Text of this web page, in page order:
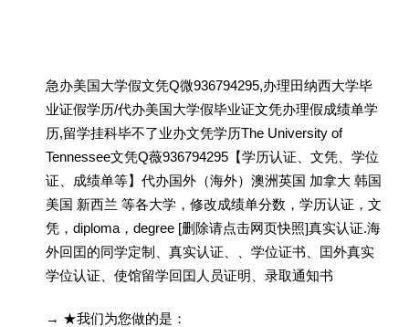
急办美国大学假文凭Q微936794295,办理田纳西大学毕
业证假学历/代办美国大学假毕业证文凭办理假成绩单学
历,留学挂科毕不了业办文凭学历The University of
Tennessee文凭Q薇936794295【学历认证、文凭、学位
证、成绩单等】代办国外（海外）澳洲英国 加拿大 韩国
美国 新西兰 等各大学，修改成绩单分数，学历认证，文
凭，diploma，degree [删除请点击网页快照]真实认证.海
外回囯的同学定制、真实认证、、学位证书、囯外真实
学位认证、使馆留学回囯人员证明、录取通知书
→ ★我们为您做的是：